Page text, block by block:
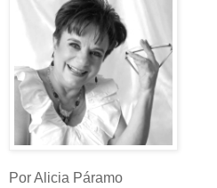
Por Alicia Páramo